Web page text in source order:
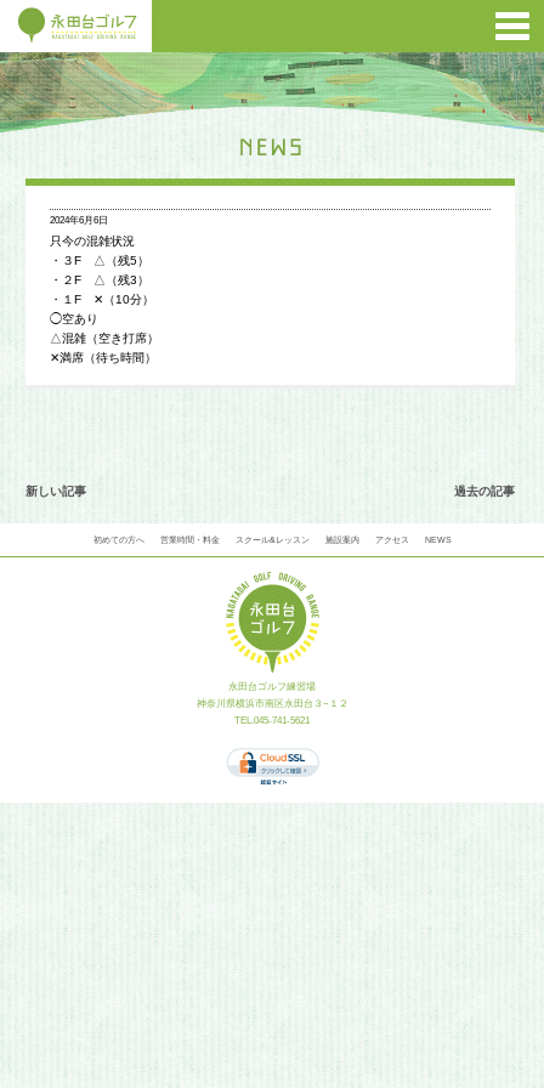
2024年6月6日
只今の混雑状況
・３F △（残5）
・２F △（残3）
・１F ✕（10分）
◯空あり
△混雑（空き打席）
✕満席（待ち時間）
新しい記事 過去の記事
初めての方へ 営業時間・料金 スクール&レッスン 施設案内 アクセス NEWS
永田台ゴルフ練習場
神奈川県横浜市南区永田台３−１２
TEL.045-741-5621